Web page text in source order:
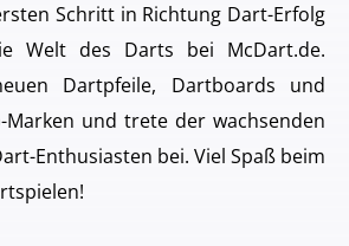
Schritt in Richtung Dart-Erfolg
Welt des Darts bei McDart.de.
Dartpfeile, Dartboards und
Marken und trete der wachsenden
Enthusiasten bei. Viel Spaß beim